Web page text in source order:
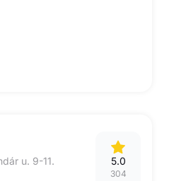
u. 9-11. 5.0
304